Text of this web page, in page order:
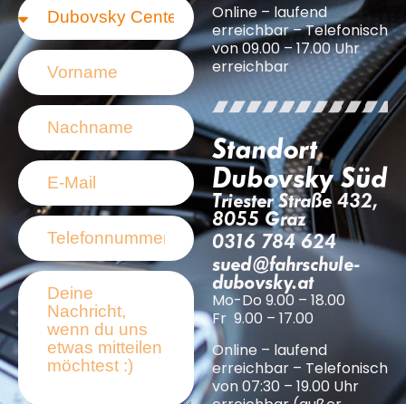
Online – laufend
erreichbar – Telefonisch
von 09.00 – 17.00 Uhr
erreichbar
Standort
Dubovsky Süd
Triester Straße 432,
8055 Graz
0316 784 624
sued@fahrschule-
dubovsky.at
Mo-Do 9.00 – 18.00
Fr 9.00 – 17.00
Online – laufend
erreichbar – Telefonisch
von 07:30 – 19.00 Uhr